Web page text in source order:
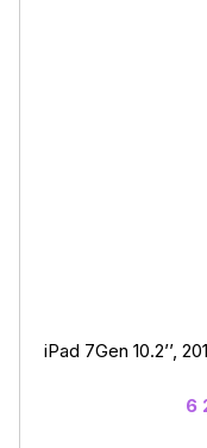
iPad 7Gen 10.2’’,
6